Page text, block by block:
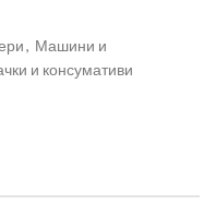
, Машини и
и консумативи